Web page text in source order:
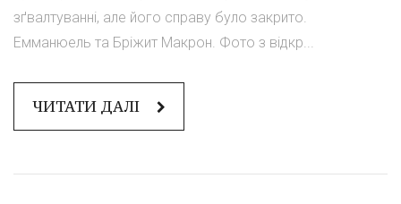
зґвалтуванні, але його справу було закрито.
Емманюель та Бріжит Макрон. Фото з відкр...
ЧИТАТИ ДАЛІ